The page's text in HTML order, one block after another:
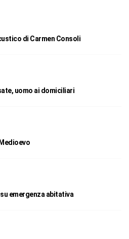
di Carmen Consoli
uomo ai domiciliari
emergenza abitativa